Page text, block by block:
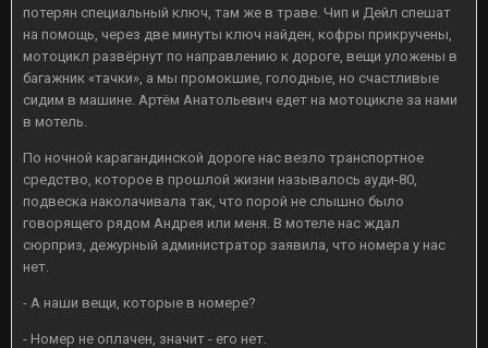
потерян специальный ключ, там же в траве. Чип и Дейл спешат
на помощь, через две минуты ключ найден, кофры прикручены,
мотоцикл развёрнут по направлению к дороге, вещи уложены в
багажник «тачки», а мы промокшие, голодные, но счастливые
сидим в машине. Артём Анатольевич едет на мотоцикле за нами
в мотель.
По ночной карагандинской дороге нас везло транспортное
средство, которое в прошлой жизни называлось ауди-80,
подвеска наколачивала так, что порой не слышно было
говорящего рядом Андрея или меня. В мотеле нас ждал
сюрприз, дежурный администратор заявила, что номера у нас
нет.
- А наши вещи, которые в номере?
- Номер не оплачен, значит - его нет.